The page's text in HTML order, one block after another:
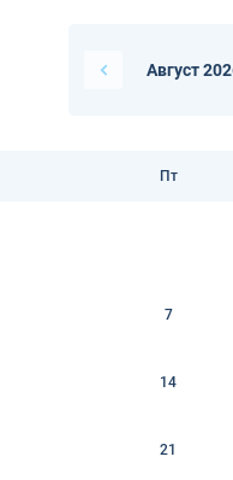
Август
Пт
7
14
21